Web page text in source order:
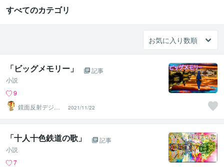
すべてのカテゴリ
「ビッグメモリー」
記事
小説
9
鏡面反射デジタ
ルアート製作所
（鈴木穣）
2021/11/22
「十人十色鉄道の歌」
記事
小説
7